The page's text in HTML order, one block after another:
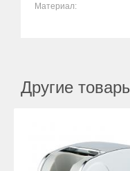
Материал:
Другие